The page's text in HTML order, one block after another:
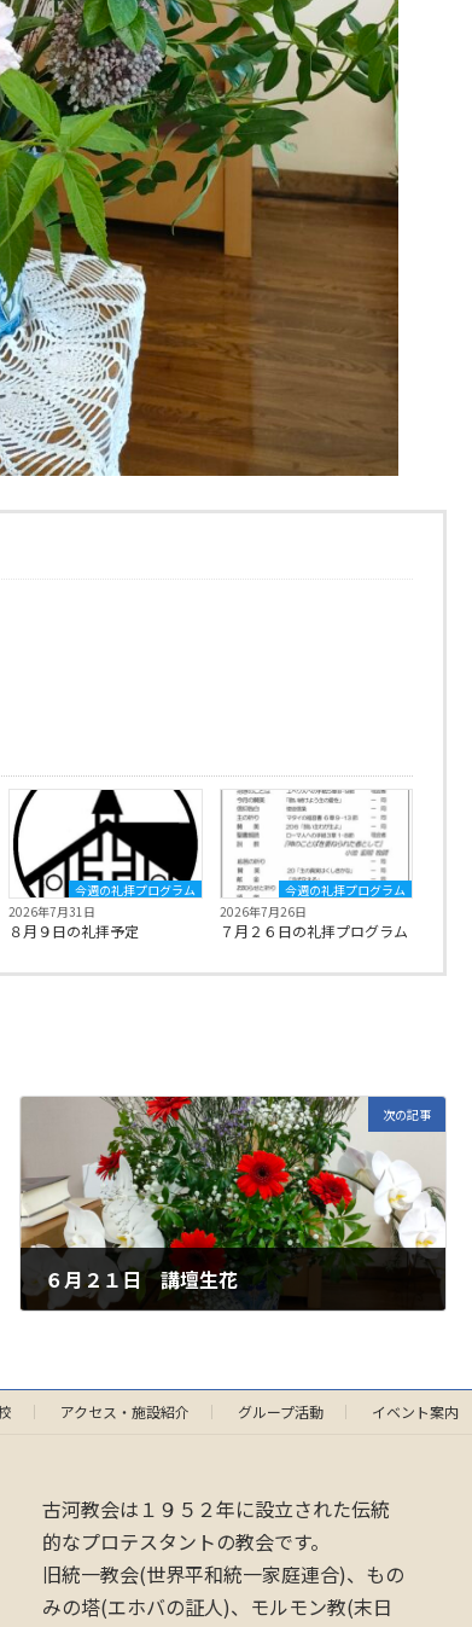
今週の礼拝プログラム
2026年7月31日
８月９日の礼拝予定
今週の礼拝プログラム
2026年7月26日
７月２６日の礼拝プログラム
次の記事
６月２１日 講壇生花
アクセス・施設紹介 グループ活動 イベント案内
古河教会は１９５２年に設立された伝統
的なプロテスタントの教会です。
旧統一教会(世界平和統一家庭連合)、もの
みの塔(エホバの証人)、モルモン教(末日